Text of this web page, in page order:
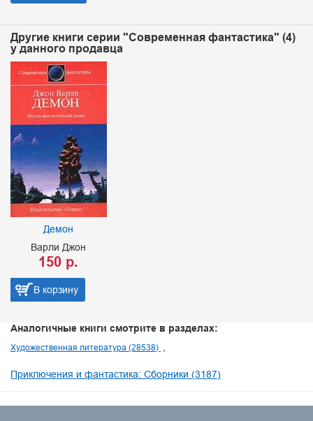
Другие книги серии "Современная фантастика" (4)
у данного продавца
Демон
Варли Джон
150 р.
В корзину
Аналогичные книги смотрите в разделах:
Художественная литература (28538)
Приключения и фантастика: Сборники (3187)